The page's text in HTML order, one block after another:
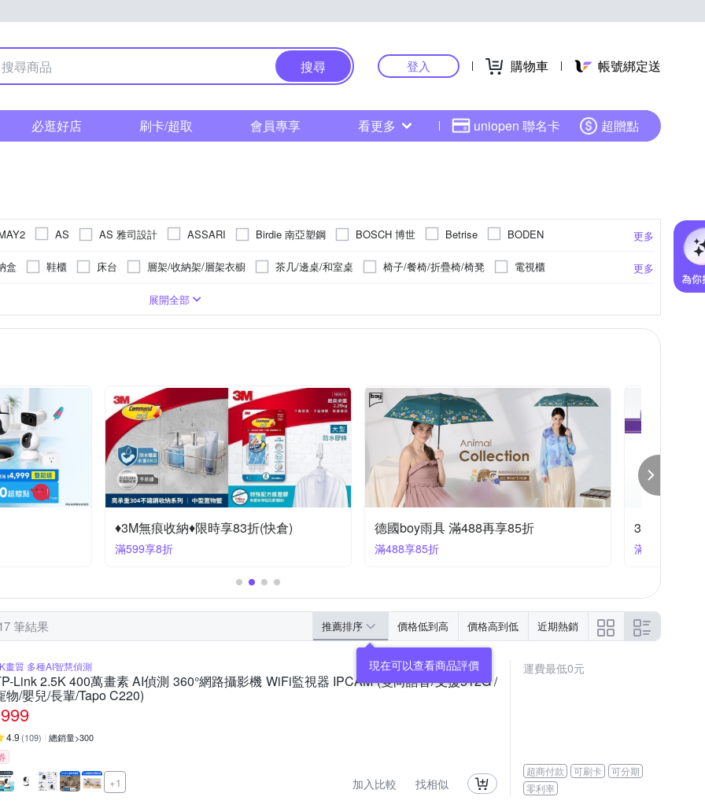
搜尋 登入 購物車 帳號綁定送
必逛好店 刷卡/超取 會員專享 看更多 uniopen 聯名卡 超贈點
更多
AS AS 雅司設計 ASSARI Birdie 南亞塑鋼 BOSCH 博世 Betrise
BODEN
CHANG YUN 昌運
DanceLight 舞光 dayneeds 日需百備 DEWALT 得偉 DUYAN 竹漾
E-home
禾雅寢具
IDEA iSFun KING TONY LOGIS MAKITA 牧田 MUNA 家居
mufurniture 沐家具
田
海夫健康生活館 絲薇諾 綠活居 荷生活 金德恩
更多
盒 鞋櫃 床台 層架/收納架/層架衣櫥 茶几/邊桌/和室桌 椅子/餐椅/折疊椅/椅凳
電視櫃
兩用被床包組 斗櫃
化妝台桌椅組 床頭箱 壓縮袋/防塵套/收納袋 多件修繕工具組 手工具 掛勾/門把
扳手
水龍頭/水龍頭延伸器
聚酯纖維 精梳棉
單人3.5尺 單人
有抽屜
一層
展開全部
滿2件享85折
家飾衛浴開運限時優惠3折起
滿100大優惠
筆結果 推薦排序 價格低到高 價格高到低 近期熱銷
畫質 多種AI智慧偵測
Link 2.5K 400萬畫素 AI偵測 360°網路攝影機 WiFi監視器 IPCAM (雙向語音/支援512G /
物/嬰兒/長輩/Tapo C220)
999
4.9 (109) 總銷量>300
+1 加入比較 找相似
運費最低0元
超商付款 可刷卡
可分期
零利率